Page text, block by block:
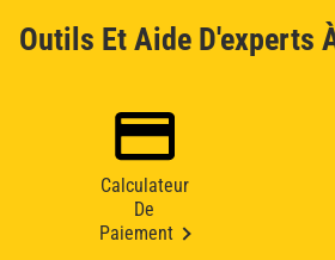
Outils Et Aide D'experts
Calculateur
De
Paiement